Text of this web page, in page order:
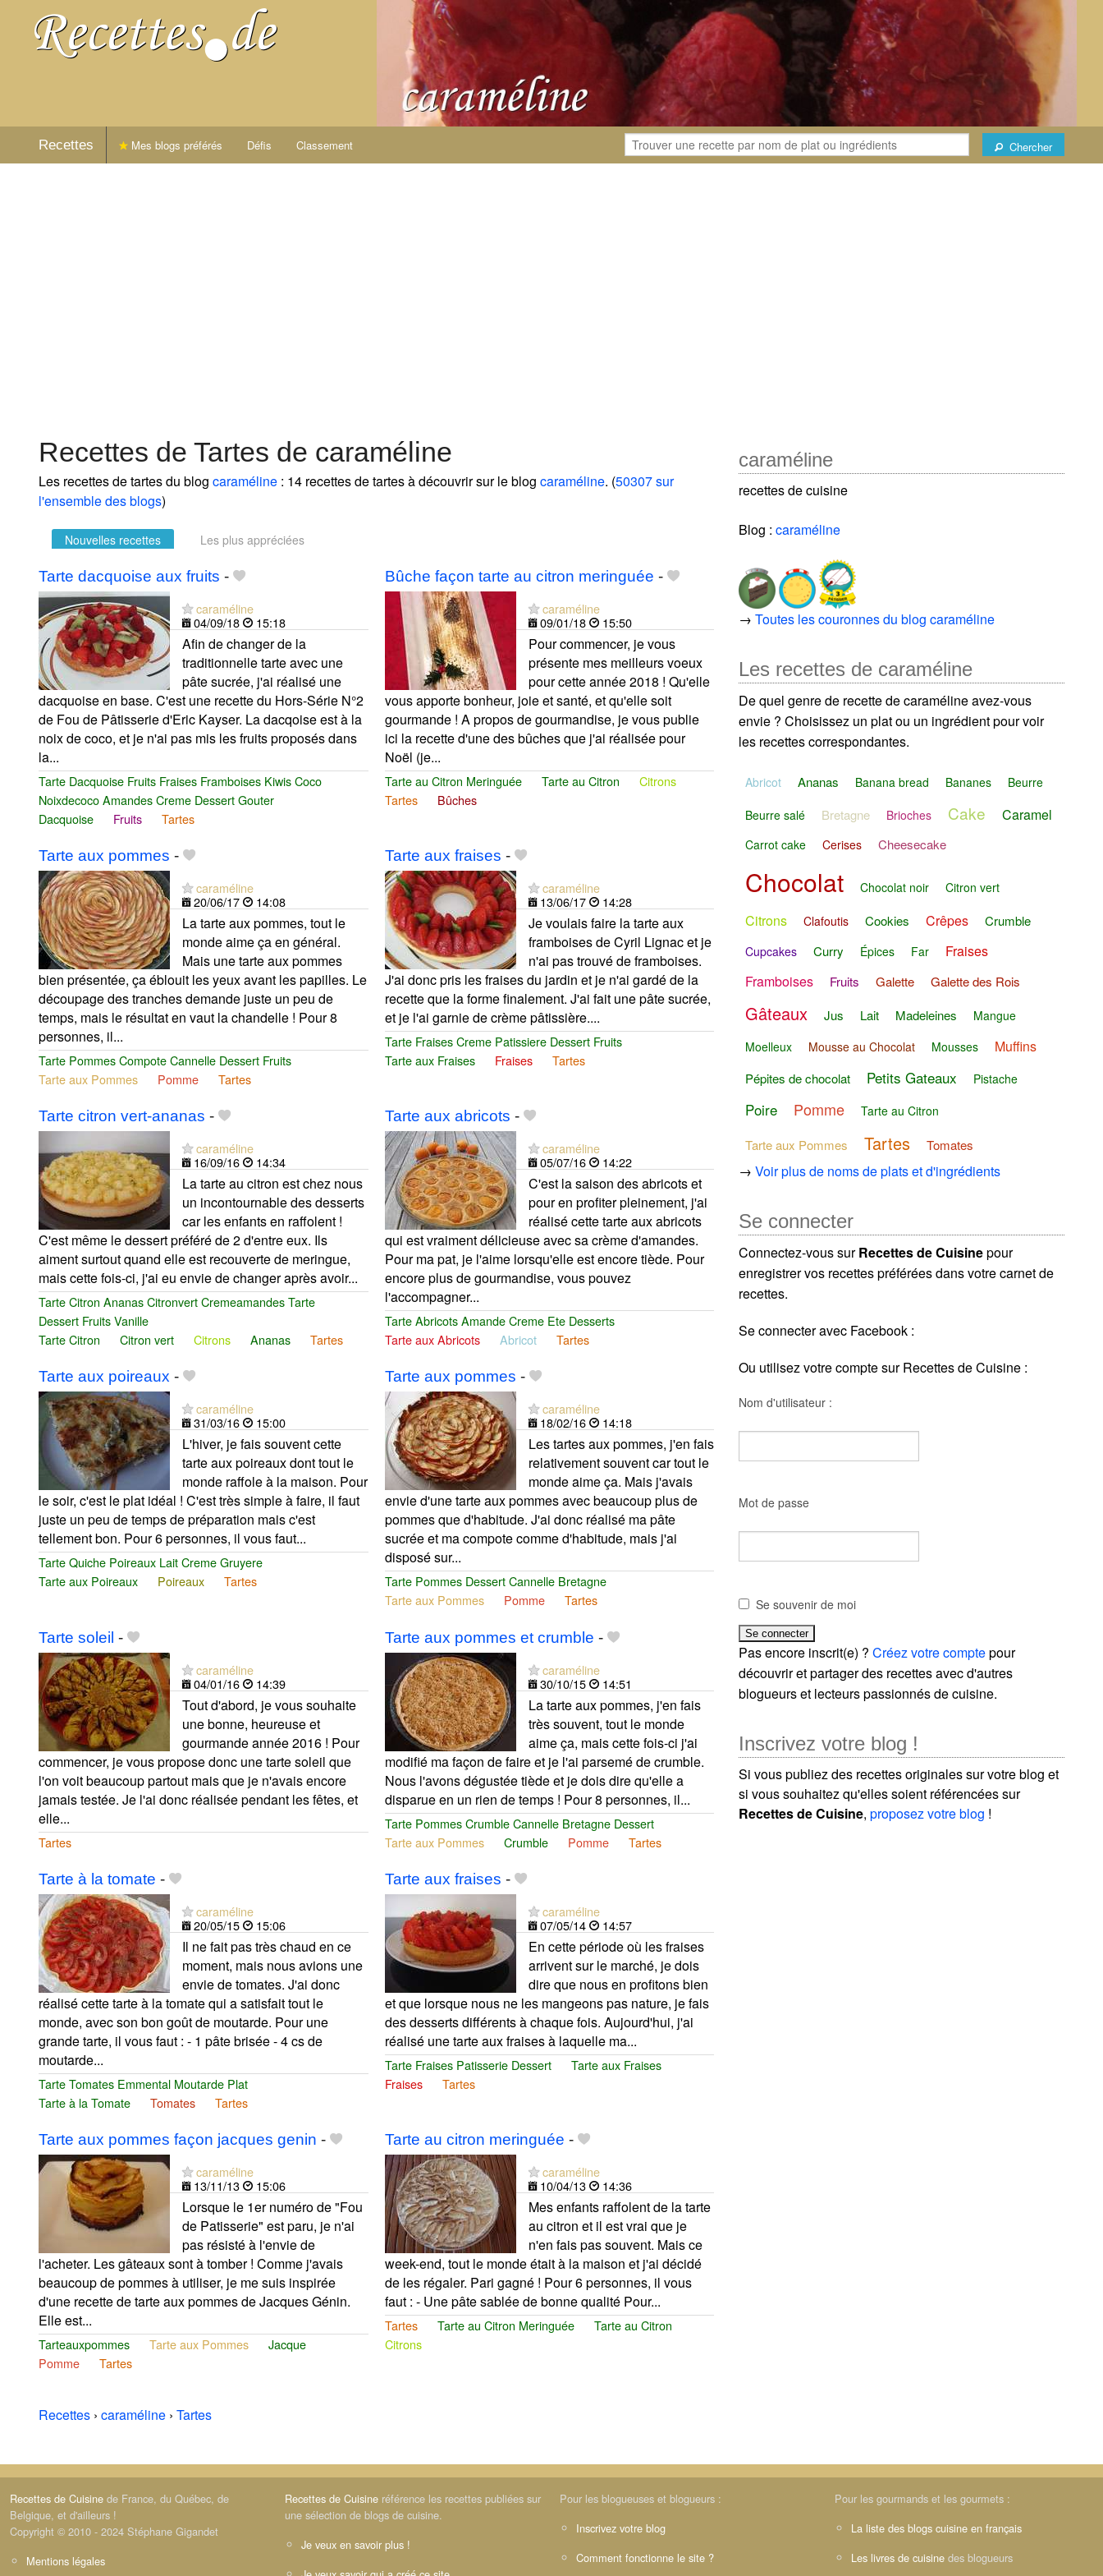
Recettes Chercher
Mes blogs préférés Défis Classement
Recettes de Tartes de caraméline
Les recettes de tartes du blog caraméline : 14 recettes de tartes à découvrir sur le blog caraméline. (50307 sur
l'ensemble des blogs)
Nouvelles recettes Les plus appréciées
Tarte dacquoise aux fruits -
caraméline
04/09/18
15:18
Afin de changer de la
traditionnelle tarte avec une
pâte sucrée, j'ai réalisé une
dacquoise en base. C'est une recette du Hors-Série N°2
de Fou de Pâtisserie d'Eric Kayser. La dacqoise est à la
noix de coco, et je n'ai pas mis les fruits proposés dans
la...
Tarte Dacquoise Fruits Fraises Framboises Kiwis Coco
Noixdecoco Amandes Creme Dessert Gouter
Dacquoise
Fruits Tartes
Bûche façon tarte au citron meringuée -
caraméline
09/01/18
15:50
Pour commencer, je vous
présente mes meilleurs voeux
pour cette année 2018 ! Qu'elle
vous apporte bonheur, joie et santé, et qu'elle soit
gourmande ! A propos de gourmandise, je vous publie
ici la recette d'une des bûches que j'ai réalisée pour
Noël (je...
Tarte au Citron Meringuée Tarte au Citron
Citrons
Tartes
Bûches
Tarte aux pommes -
caraméline
20/06/17
14:08
La tarte aux pommes, tout le
monde aime ça en général.
Mais une tarte aux pommes
bien présentée, ça éblouit les yeux avant les papilles. Le
découpage des tranches demande juste un peu de
temps, mais le résultat en vaut la chandelle ! Pour 8
personnes, il...
Tarte Pommes Compote Cannelle Dessert Fruits
Tarte aux Pommes
Pomme Tartes
Tarte aux fraises -
caraméline
13/06/17
14:28
Je voulais faire la tarte aux
framboises de Cyril Lignac et je
n'ai pas trouvé de framboises.
J'ai donc pris les fraises du jardin et je n'ai gardé de la
recette que la forme finalement. J'ai fait une pâte sucrée,
et je l'ai garnie de crème pâtissière....
Tarte Fraises Creme Patissiere Dessert Fruits
Tarte aux Fraises
Fraises Tartes
Tarte citron vert-ananas -
caraméline
16/09/16
14:34
La tarte au citron est chez nous
un incontournable des desserts
car les enfants en raffolent !
C'est même le dessert préféré de 2 d'entre eux. Ils
aiment surtout quand elle est recouverte de meringue,
mais cette fois-ci, j'ai eu envie de changer après avoir...
Tarte Citron Ananas Citronvert Cremeamandes Tarte
Dessert Fruits Vanille
Tarte Citron
Citron vert Citrons Ananas Tartes
Tarte aux abricots -
caraméline
05/07/16
14:22
C'est la saison des abricots et
pour en profiter pleinement, j'ai
réalisé cette tarte aux abricots
qui est vraiment délicieuse avec sa crème d'amandes.
Pour ma pat, je l'aime lorsqu'elle est encore tiède. Pour
encore plus de gourmandise, vous pouvez
l'accompagner...
Tarte Abricots Amande Creme Ete Desserts
Tarte aux Abricots
Abricot Tartes
Tarte aux poireaux -
caraméline
31/03/16
15:00
L'hiver, je fais souvent cette
tarte aux poireaux dont tout le
monde raffole à la maison. Pour
le soir, c'est le plat idéal ! C'est très simple à faire, il faut
juste un peu de temps de préparation mais c'est
tellement bon. Pour 6 personnes, il vous faut...
Tarte Quiche Poireaux Lait Creme Gruyere
Tarte aux Poireaux
Poireaux Tartes
Tarte aux pommes -
caraméline
18/02/16
14:18
Les tartes aux pommes, j'en fais
relativement souvent car tout le
monde aime ça. Mais j'avais
envie d'une tarte aux pommes avec beaucoup plus de
pommes que d'habitude. J'ai donc réalisé ma pâte
sucrée et ma compote comme d'habitude, mais j'ai
disposé sur...
Tarte Pommes Dessert Cannelle Bretagne
Tarte aux Pommes
Pomme Tartes
Tarte soleil -
caraméline
04/01/16
14:39
Tout d'abord, je vous souhaite
une bonne, heureuse et
gourmande année 2016 ! Pour
commencer, je vous propose donc une tarte soleil que
l'on voit beaucoup partout mais que je n'avais encore
jamais testée. Je l'ai donc réalisée pendant les fêtes, et
elle...
Tartes
Tarte aux pommes et crumble -
caraméline
30/10/15
14:51
La tarte aux pommes, j'en fais
très souvent, tout le monde
aime ça, mais cette fois-ci j'ai
modifié ma façon de faire et je l'ai parsemé de crumble.
Nous l'avons dégustée tiède et je dois dire qu'elle a
disparue en un rien de temps ! Pour 8 personnes, il...
Tarte Pommes Crumble Cannelle Bretagne Dessert
Tarte aux Pommes
Crumble Pomme Tartes
Tarte à la tomate -
caraméline
20/05/15
15:06
Il ne fait pas très chaud en ce
moment, mais nous avions une
envie de tomates. J'ai donc
réalisé cette tarte à la tomate qui a satisfait tout le
monde, avec son bon goût de moutarde. Pour une
grande tarte, il vous faut : - 1 pâte brisée - 4 cs de
moutarde...
Tarte Tomates Emmental Moutarde Plat
Tarte à la Tomate
Tomates Tartes
Tarte aux fraises -
caraméline
07/05/14
14:57
En cette période où les fraises
arrivent sur le marché, je dois
dire que nous en profitons bien
et que lorsque nous ne les mangeons pas nature, je fais
des desserts différents à chaque fois. Aujourd'hui, j'ai
réalisé une tarte aux fraises à laquelle ma...
Tarte Fraises Patisserie Dessert
Tarte aux Fraises
Fraises
Tartes
Tarte aux pommes façon jacques genin -
caraméline
13/11/13
15:06
Lorsque le 1er numéro de "Fou
de Patisserie" est paru, je n'ai
pas résisté à l'envie de
l'acheter. Les gâteaux sont à tomber ! Comme j'avais
beaucoup de pommes à utiliser, je me suis inspirée
d'une recette de tarte aux pommes de Jacques Génin.
Elle est...
Tarteauxpommes Tarte aux Pommes
Jacque
Pomme
Tartes
Tarte au citron meringuée -
caraméline
10/04/13
14:36
Mes enfants raffolent de la tarte
au citron et il est vrai que je
n'en fais pas souvent. Mais ce
week-end, tout le monde était à la maison et j'ai décidé
de les régaler. Pari gagné ! Pour 6 personnes, il vous
faut : - Une pâte sablée de bonne qualité Pour...
Tartes Tarte au Citron Meringuée
Tarte au Citron
Citrons
Recettes › caraméline › Tartes
caraméline
recettes de cuisine
Blog :caraméline
→Toutes les couronnes du blog caraméline
Les recettes de caraméline
De quel genre de recette de caraméline avez-vous
envie ? Choisissez un plat ou un ingrédient pour voir
les recettes correspondantes.
Abricot Ananas Banana bread Bananes
Beurre
Beurre salé
Bretagne Brioches Cake Caramel
Carrot cake Cerises Cheesecake
Chocolat Chocolat noir Citron vert
Citrons Clafoutis Cookies Crêpes Crumble
Cupcakes Curry Épices Far
Fraises
Framboises
Fruits Galette Galette des Rois
Gâteaux Jus Lait Madeleines
Mangue
Moelleux
Mousse au Chocolat Mousses Muffins
Pépites de chocolat Petits Gateaux Pistache
Poire Pomme Tarte au Citron
Tarte aux Pommes Tartes Tomates
→Voir plus de noms de plats et d'ingrédients
Se connecter
Connectez-vous surRecettes de Cuisinepour
enregistrer vos recettes préférées dans votre carnet de
recettes.
Se connecter avec Facebook :
Ou utilisez votre compte sur Recettes de Cuisine :
Nom d'utilisateur :
Mot de passe
Se souvenir de moi
Pas encore inscrit(e) ?Créez votre comptepour
découvrir et partager des recettes avec d'autres
blogueurs et lecteurs passionnés de cuisine.
Inscrivez votre blog !
Si vous publiez des recettes originales sur votre blog et
si vous souhaitez qu'elles soient référencées sur
Recettes de Cuisine,proposez votre blog !
Recettes de Cuisine de France, du Québec, de
Belgique, et d'ailleurs !
Copyright © 2010 - 2024 Stéphane Gigandet
Mentions légales
Recettes de Cuisine référence les recettes publiées sur
une sélection de blogs de cuisine.
Je veux en savoir plus !
Pour les blogueuses et blogueurs :
Inscrivez votre blog
Comment fonctionne le site ?
Pour les gourmands et les gourmets :
La liste des blogs cuisine en français
Les livres de cuisine des blogueurs